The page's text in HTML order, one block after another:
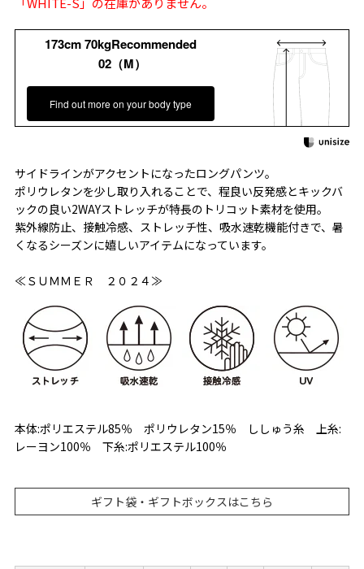
173cm 70kgRecommended
02（M）
Find out more on your body type
サイドラインがアクセントになったロングパンツ。
ポリウレタンを少し取り入れることで、程良い反発感とキックバ
ックの良い2WAYストレッチが特長のトリコット素材を使用。
紫外線防止、接触冷感、ストレッチ性、吸水速乾機能付きで、暑
くなるシーズンに嬉しいアイテムになっています。
≪ＳＵＭＭＥＲ ２０２４≫
本体:ポリエステル85％ ポリウレタン15％ ししゅう糸 上糸:
レーヨン100％ 下糸:ポリエステル100％
ギフト袋・ギフトボックスはこちら